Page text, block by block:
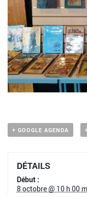
+ GOOGLE AGENDA
DÉTAILS
Début :
8 octobre @ 10 h 00